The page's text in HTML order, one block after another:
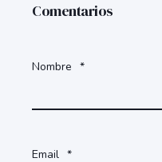
Comentarios
Nombre *
Email *